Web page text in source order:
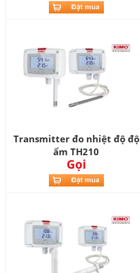
Transmitter đo nhiệt độ độ
ẩm TH210
Gọi